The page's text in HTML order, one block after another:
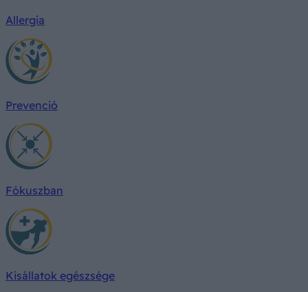
Allergia
Prevenció
Fókuszban
Kisállatok egészsége